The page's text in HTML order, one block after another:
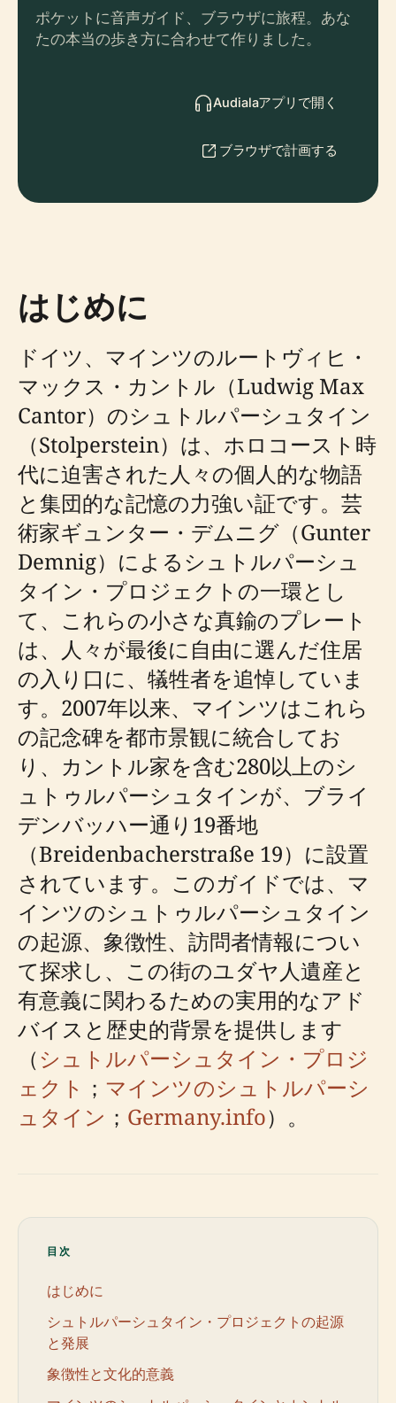
ポケットに音声ガイド、ブラウザに旅程。あな
たの本当の歩き方に合わせて作りました。
Audialaアプリで開く
ブラウザで計画する
はじめに
ドイツ、マインツのルートヴィヒ・
マックス・カントル（Ludwig Max
Cantor）のシュトルパーシュタイン
（Stolperstein）は、ホロコースト時
代に迫害された人々の個人的な物語
と集団的な記憶の力強い証です。芸
術家ギュンター・デムニグ（Gunter
Demnig）によるシュトルパーシュ
タイン・プロジェクトの一環とし
て、これらの小さな真鍮のプレート
は、人々が最後に自由に選んだ住居
の入り口に、犠牲者を追悼していま
す。2007年以来、マインツはこれら
の記念碑を都市景観に統合してお
り、カントル家を含む280以上のシ
ュトゥルパーシュタインが、ブライ
デンバッハー通り19番地
（Breidenbacherstraße 19）に設置
されています。このガイドでは、マ
インツのシュトゥルパーシュタイン
の起源、象徴性、訪問者情報につい
て探求し、この街のユダヤ人遺産と
有意義に関わるための実用的なアド
バイスと歴史的背景を提供します
（シュトルパーシュタイン・プロジ
ェクト ； マインツのシュトルパーシ
ュタイン ； Germany.info）。
目次
はじめに
シュトルパーシュタイン・プロジェクトの起源
と発展
象徴性と文化的意義